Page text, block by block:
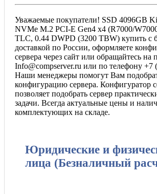
Уважаемые покупатели! SSD 4096GB
NVMe M.2 PCI-E Gen4 x4 (R7000/
TLC, 0.44 DWPD (3200 TBW) купить с
доставкой по России, оформляете
сервера через сайт или обращайтесь на
Info@compserver.ru или по телефону +7
Наши менеджеры помогут Вам
конфигурацию сервера. Конфигуратор
позволяет подобрать сервер
задачи. Всегда актуальные цены и
комплектующих на складе.
Юридические и
лица (Безналичный